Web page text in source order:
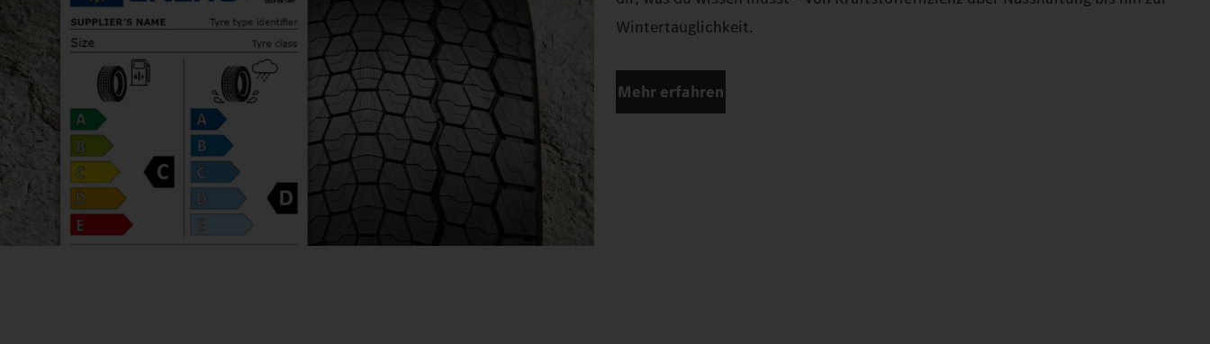
Wintertauglichkeit.
Mehr erfahren